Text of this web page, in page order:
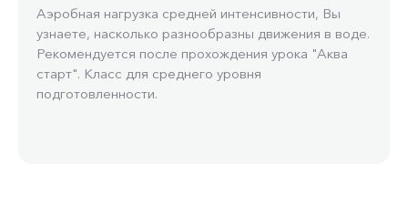
Аэробная нагрузка средней интенсивности, Вы
узнаете, насколько разнообразны движения в воде.
Рекомендуется после прохождения урока "Аква
старт". Класс для среднего уровня
подготовленности.